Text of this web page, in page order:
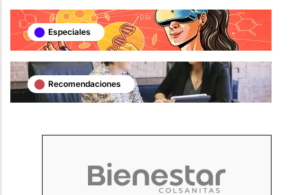
Especiales
Recomendaciones